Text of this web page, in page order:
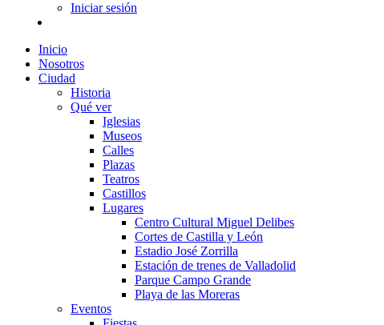
Iniciar sesión
Inicio
Nosotros
Ciudad
Historia
Qué ver
Iglesias
Museos
Calles
Plazas
Teatros
Castillos
Lugares
Centro Cultural Miguel Delibes
Cortes de Castilla y León
Estadio José Zorrilla
Estación de trenes de Valladolid
Parque Campo Grande
Playa de las Moreras
Eventos